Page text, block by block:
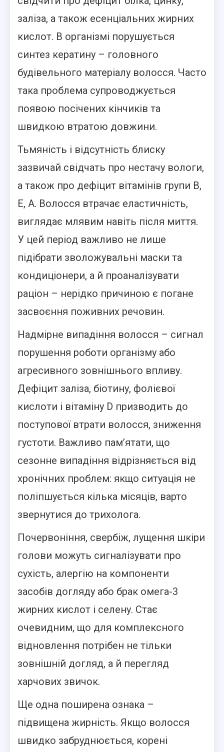
заліза, а також есенціальних жирних
кислот. В організмі порушується
синтез кератину – головного
будівельного матеріалу волосся. Часто
така проблема супроводжується
появою посічених кінчиків та
швидкою втратою довжини.
Тьмяність і відсутність блиску
зазвичай свідчать про нестачу вологи,
а також про дефіцит вітамінів групи B,
E, А. Волосся втрачає еластичність,
виглядає млявим навіть після миття.
У цей період важливо не лише
підібрати зволожувальні маски та
кондиціонери, а й проаналізувати
раціон – нерідко причиною є погане
засвоєння поживних речовин.
Надмірне випадіння волосся – сигнал
порушення роботи організму або
агресивного зовнішнього впливу.
Дефіцит заліза, біотину, фолієвої
кислоти і вітаміну D призводить до
поступової втрати волосся, зниження
густоти. Важливо пам’ятати, що
сезонне випадіння відрізняється від
хронічних проблем: якщо ситуація не
поліпшується кілька місяців, варто
звернутися до трихолога.
Почервоніння, свербіж, лущення шкіри
голови можуть сигналізувати про
сухість, алергію на компоненти
засобів догляду або брак омега-3
жирних кислот і селену. Стає
очевидним, що для комплексного
відновлення потрібен не тільки
зовнішній догляд, а й перегляд
харчових звичок.
Ще одна поширена ознака –
підвищена жирність. Якщо волосся
швидко забруднюється, корені